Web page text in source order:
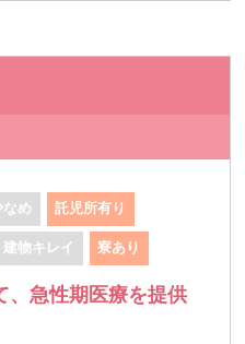
め 託児所有り
建物キレイ 寮あり
、急性期医療を提供